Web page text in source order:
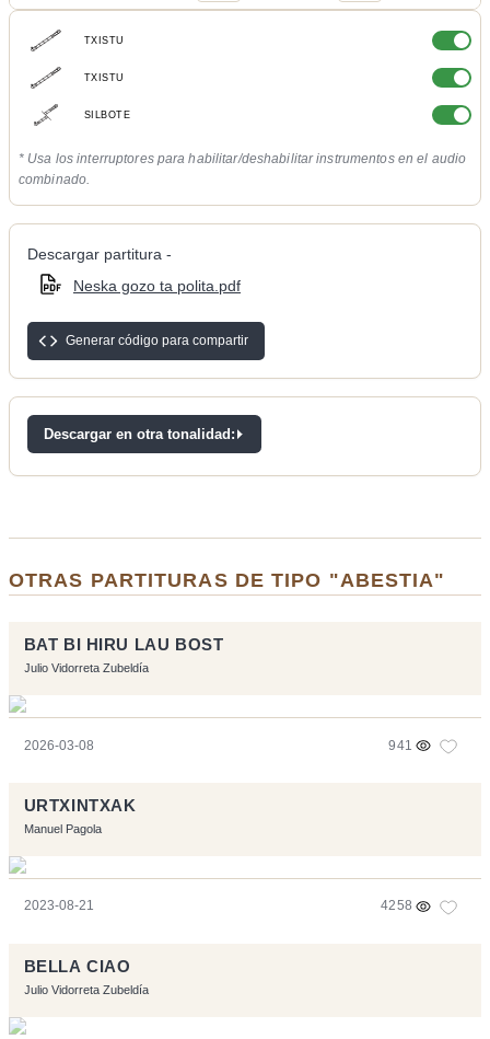
TXISTU
TXISTU
SILBOTE
* Usa los interruptores para habilitar/deshabilitar instrumentos en el audio
combinado.
Descargar partitura -
Neska gozo ta polita.pdf
Generar código para compartir
Descargar en otra tonalidad:
OTRAS PARTITURAS DE TIPO "ABESTIA"
BAT BI HIRU LAU BOST
Julio Vidorreta Zubeldía
2026-03-08 941
URTXINTXAK
Manuel Pagola
2023-08-21 4258
BELLA CIAO
Julio Vidorreta Zubeldía